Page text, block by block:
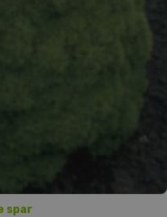
spar